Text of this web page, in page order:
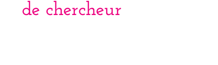
de chercheur